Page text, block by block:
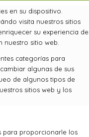
en su dispositivo.
visita nuestros sitios
su experiencia de
nuestro sitio web.
categorías para
algunas de sus
de algunos tipos de
sitios web y los
para proporcionarle los